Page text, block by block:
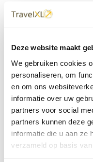
Deze website maakt
We gebruiken cookies
personaliseren, om
en om ons
informatie over uw
partners voor social
partners kunnen deze
informatie die u aan ze
verzameld op basis
dichtbij
Met 60+ verkooppunten
met onze XL
TravelXL@Home en
klaar.
• Ontzorgen van A-Z •
Bespaar tijd en stress
TravelXL